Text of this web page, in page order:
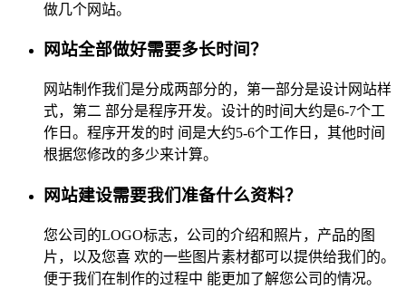
做几个网站。
网站全部做好需要多长时间？
网站制作我们是分成两部分的，第一部分是设计网站样
式，第二 部分是程序开发。设计的时间大约是6-7个工
作日。程序开发的时 间是大约5-6个工作日，其他时间
根据您修改的多少来计算。
网站建设需要我们准备什么资料？
您公司的LOGO标志，公司的介绍和照片，产品的图
片，以及您喜 欢的一些图片素材都可以提供给我们的。
便于我们在制作的过程中 能更加了解您公司的情况。